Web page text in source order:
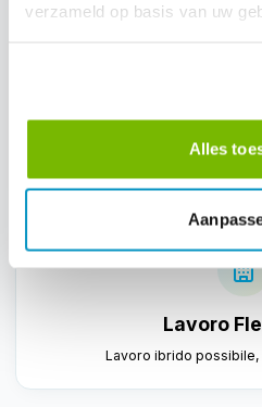
verzameld op basis van uw
Alles
Lavoro
Lavoro ibrido